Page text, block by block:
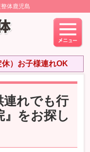
体鹿児島
休）お子様連れOK
連れでも行
』をお探し